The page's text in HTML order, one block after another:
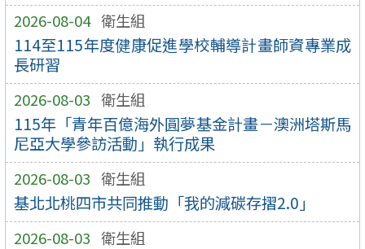
2026-08-04 衛生組
114至115年度健康促進學校輔導計畫師資專業成
長研習
2026-08-03 衛生組
115年「青年百億海外圓夢基金計畫－澳洲塔斯馬
尼亞大學參訪活動」執行成果
2026-08-03 衛生組
基北北桃四市共同推動「我的減碳存摺2.0」
2026-08-03 衛生組